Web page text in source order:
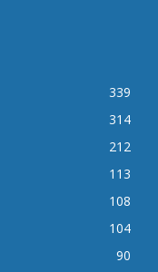
339
314
212
113
108
104
90